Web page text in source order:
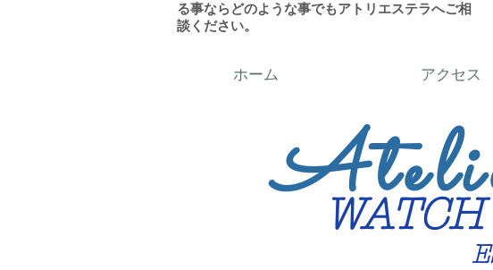
る事ならどのような事でもアトリエステラへご相
談ください。
ホーム アクセス